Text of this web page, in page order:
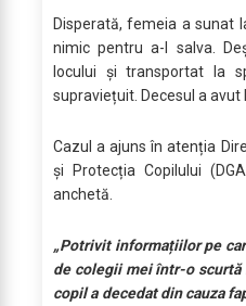
Disperată, femeia a sunat
nimic pentru a-l salva.
locului și transportat la
supraviețuit. Decesul a avut
Cazul a ajuns în atenția
și Protecția Copilului
anchetă.
„Potrivit informațiilor pe
de colegii mei într-o scurtă
copil a decedat din cauza